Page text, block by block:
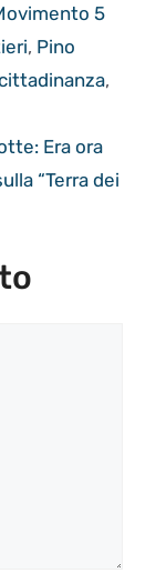
5
, Pino
,
Era ora
“Terra dei